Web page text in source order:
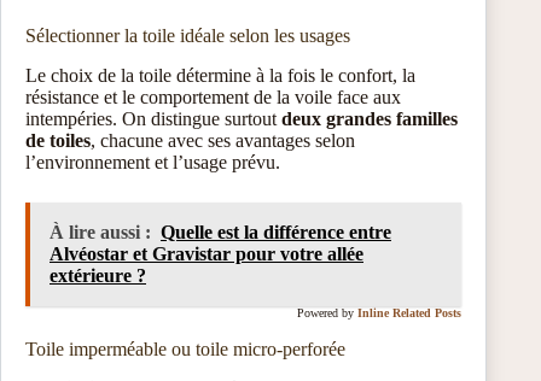
Sélectionner la toile idéale selon les usages
Le choix de la toile détermine à la fois le confort, la
résistance et le comportement de la voile face aux
intempéries. On distingue surtout deux grandes familles
de toiles, chacune avec ses avantages selon
l’environnement et l’usage prévu.
À lire aussi : Quelle est la différence entre
Alvéostar et Gravistar pour votre allée
extérieure ?
Powered by Inline Related Posts
Toile imperméable ou toile micro-perforée